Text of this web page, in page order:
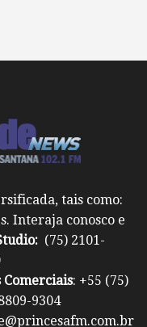
tais como:
Interaja conosco e
(75) 2101-
9829-7070
: +55 (75)
98809-9304